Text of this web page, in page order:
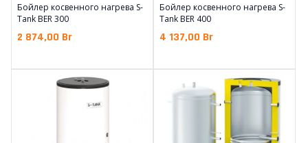
Бойлер косвенного нагрева S-
Tank BER 300
2 874,00 Br
Бойлер косвенного нагрева S-
Tank BER 400
4 137,00 Br